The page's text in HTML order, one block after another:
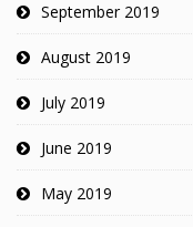
September 2019
August 2019
July 2019
June 2019
May 2019